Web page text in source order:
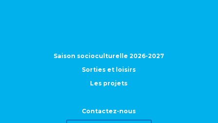
Saison socioculturelle 2026-2027
Sorties et loisirs
Les projets
Contactez-nous